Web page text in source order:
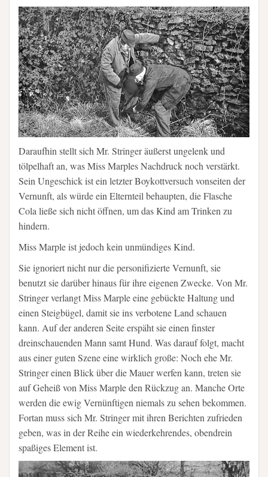
Daraufhin stellt sich Mr. Stringer äußerst ungelenk und
tölpelhaft an, was Miss Marples Nachdruck noch verstärkt.
Sein Ungeschick ist ein letzter Boykottversuch vonseiten der
Vernunft, als würde ein Elternteil behaupten, die Flasche
Cola ließe sich nicht öffnen, um das Kind am Trinken zu
hindern.
Miss Marple ist jedoch kein unmündiges Kind.
Sie ignoriert nicht nur die personifizierte Vernunft, sie
benutzt sie darüber hinaus für ihre eigenen Zwecke. Von Mr.
Stringer verlangt Miss Marple eine gebückte Haltung und
einen Steigbügel, damit sie ins verbotene Land schauen
kann. Auf der anderen Seite erspäht sie einen finster
dreinschauenden Mann samt Hund. Was darauf folgt, macht
aus einer guten Szene eine wirklich große: Noch ehe Mr.
Stringer einen Blick über die Mauer werfen kann, treten sie
auf Geheiß von Miss Marple den Rückzug an. Manche Orte
werden die ewig Vernünftigen niemals zu sehen bekommen.
Fortan muss sich Mr. Stringer mit ihren Berichten zufrieden
geben, was in der Reihe ein wiederkehrendes, obendrein
spaßiges Element ist.